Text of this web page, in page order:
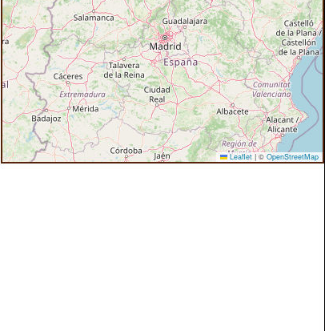
Leaflet | © OpenStreetMap